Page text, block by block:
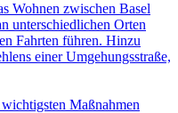
Wohnen zwischen Basel
unterschiedlichen Orten
Fahrten führen. Hinzu
einer Umgehungsstraße,